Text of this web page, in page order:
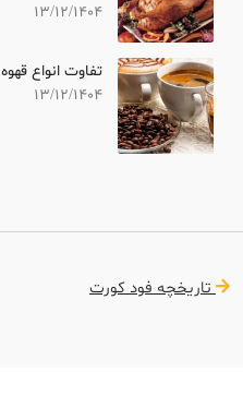
13/12/1404
تفاوت انواع قهوه
13/12/1404
تاریخچه فود کورت